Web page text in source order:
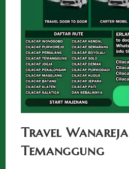
Travel Wanareja
Temanggung